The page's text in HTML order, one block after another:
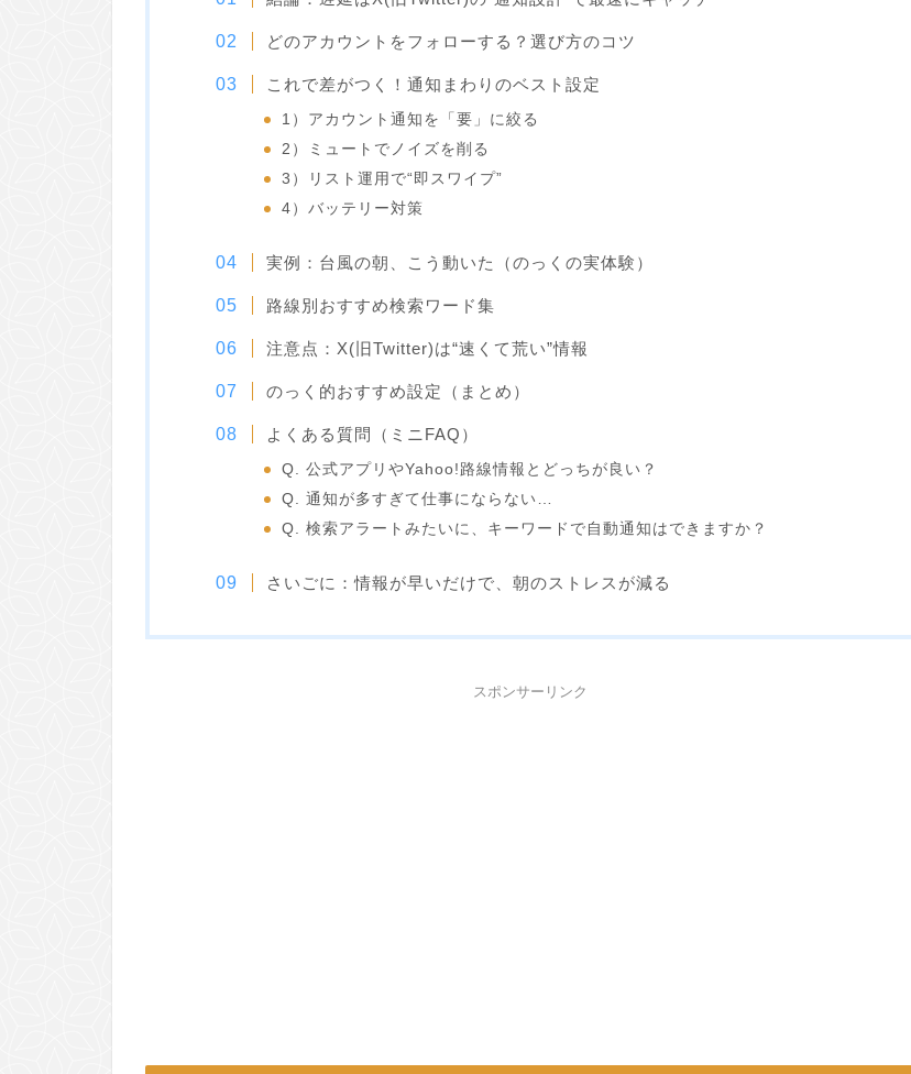
どのアカウントをフォローする？選び方のコツ
これで差がつく！通知まわりのベスト設定
1）アカウント通知を「要」に絞る
2）ミュートでノイズを削る
3）リスト運用で“即スワイプ”
4）バッテリー対策
実例：台風の朝、こう動いた（のっくの実体験）
路線別おすすめ検索ワード集
注意点：X(旧Twitter)は“速くて荒い”情報
のっく的おすすめ設定（まとめ）
よくある質問（ミニFAQ）
Q. 公式アプリやYahoo!路線情報とどっちが良い？
Q. 通知が多すぎて仕事にならない…
Q. 検索アラートみたいに、キーワードで自動通知はできますか？
さいごに：情報が早いだけで、朝のストレスが減る
スポンサーリンク